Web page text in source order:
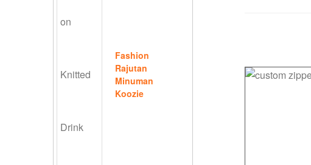
Fashion
Rajutan
Minuman
Koozie